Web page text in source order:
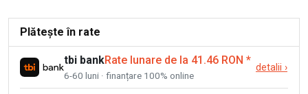
Plătește în rate
tbi bankRate lunare de la 41.46 RON *
6-60 luni · finanțare 100% online
detalii ›